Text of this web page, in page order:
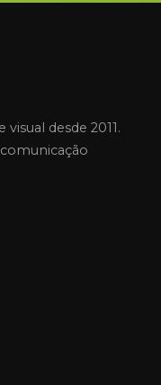
desde 2011.